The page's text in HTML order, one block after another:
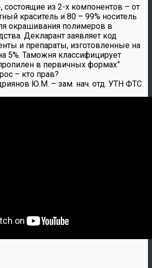
состоящие из 2-х компонентов – от
краситель и 80 – 99% носитель
окрашивания полимеров в
Декларант заявляет код
и препараты, изготовленные на
5%. Таможня классифицирует
в первичных формах”
– кто прав?
Ю.М. – зам. нач. отд. УТН ФТС